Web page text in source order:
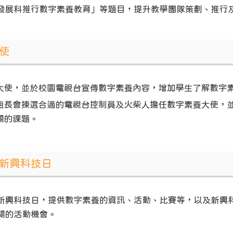
展科推行數字素養教育」等題目，提升教學團隊策劃、推行
使，並於校園電視台宣傳數字素養內容，增加學生了解數字
長會揀選合適的電視台控制員及火柴人擔任數字素養大使，
的課題。
興科技日
興科技日 ，提供數字素養的資訊、活動、比賽等，以及新
的活動機會。